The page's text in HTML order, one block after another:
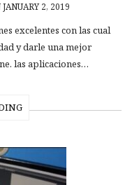
JANUARY 2, 2019
excelentes con las cual
y darle una mejor
las aplicaciones…